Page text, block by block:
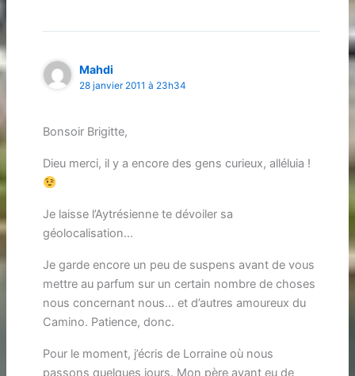
Mahdi
28 janvier 2011 à 23h34
Bonsoir Brigitte,
Dieu merci, il y a encore des gens curieux, alléluia !
Je laisse l’Aytrésienne te dévoiler sa
géolocalisation…
Je garde encore un peu de suspens avant de vous
mettre au parfum sur un certain nombre de choses
nous concernant nous… et d’autres amoureux du
Camino. Patience, donc.
Pour le moment, j’écris de Lorraine où nous